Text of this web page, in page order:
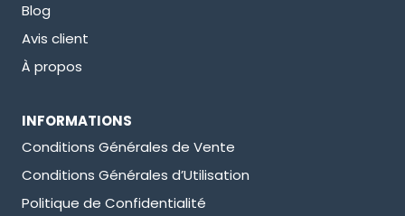
Blog
Avis client
À propos
INFORMATIONS
Conditions Générales de Vente
Conditions Générales d’Utilisation
Politique de Confidentialité